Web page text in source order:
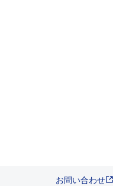
お問い合わせ